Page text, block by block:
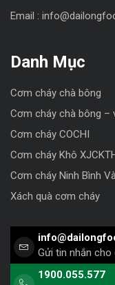
Email :
Danh Mục
Cơm cháy chà bông
Cơm cháy chà bông –
Cơm cháy COCHI
Cơm cháy Khô
Cơm cháy Ninh Bình
Xách quà cơm cháy
Gửi tin nhắn cho
1900.055.577